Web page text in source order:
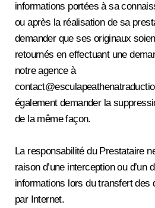
informations portées à sa
ou après la réalisation de sa
demander que ses originaux
retournés en effectuant une
notre agence à
également demander la
de la même façon.
La responsabilité du Prestataire
raison d’une interception ou d’un
informations lors du transfert des
par Internet.